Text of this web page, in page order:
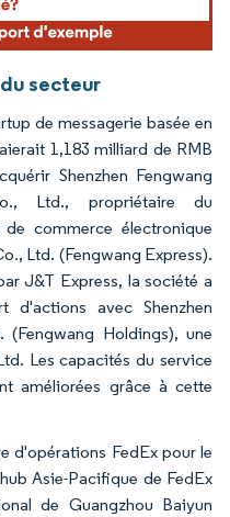
secteur
de messagerie basée en
1,183 milliard de RMB
Shenzhen Fengwang
Ltd., propriétaire du
commerce électronique
Ltd. (Fengwang Express).
J&T Express, la société a
d'actions avec Shenzhen
Holdings), une
Les capacités du service
améliorées grâce à cette
d'opérations FedEx pour le
Asie-Pacifique de FedEx
de Guangzhou Baiyun